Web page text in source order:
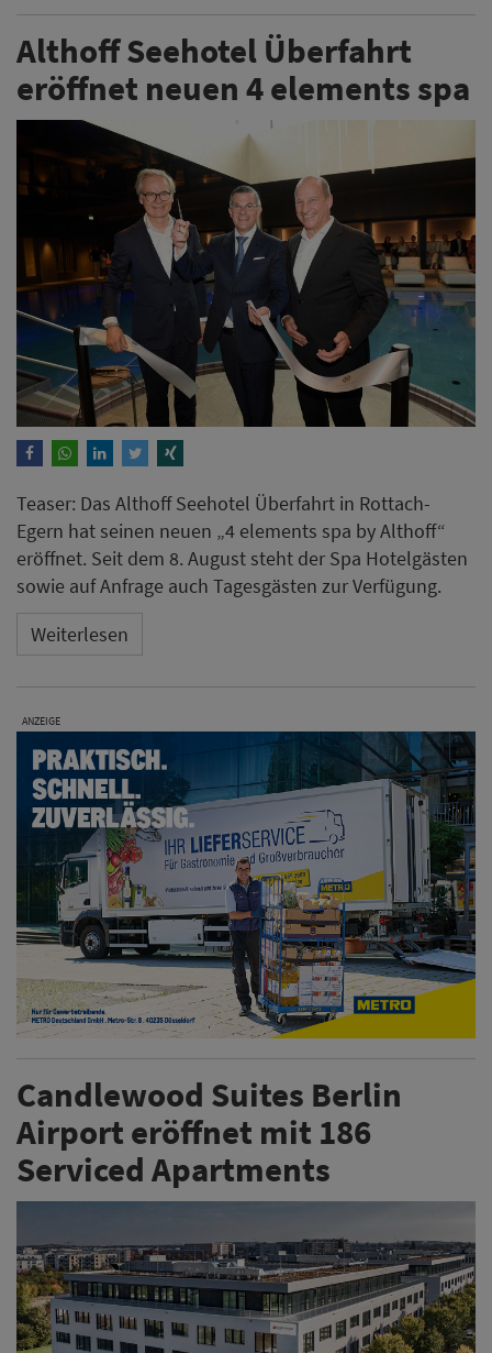
Althoff Seehotel Überfahrt
eröffnet neuen 4 elements spa
Teaser: Das Althoff Seehotel Überfahrt in Rottach-
Egern hat seinen neuen „4 elements spa by Althoff“
eröffnet. Seit dem 8. August steht der Spa Hotelgästen
sowie auf Anfrage auch Tagesgästen zur Verfügung.
Weiterlesen
ANZEIGE
Candlewood Suites Berlin
Airport eröffnet mit 186
Serviced Apartments